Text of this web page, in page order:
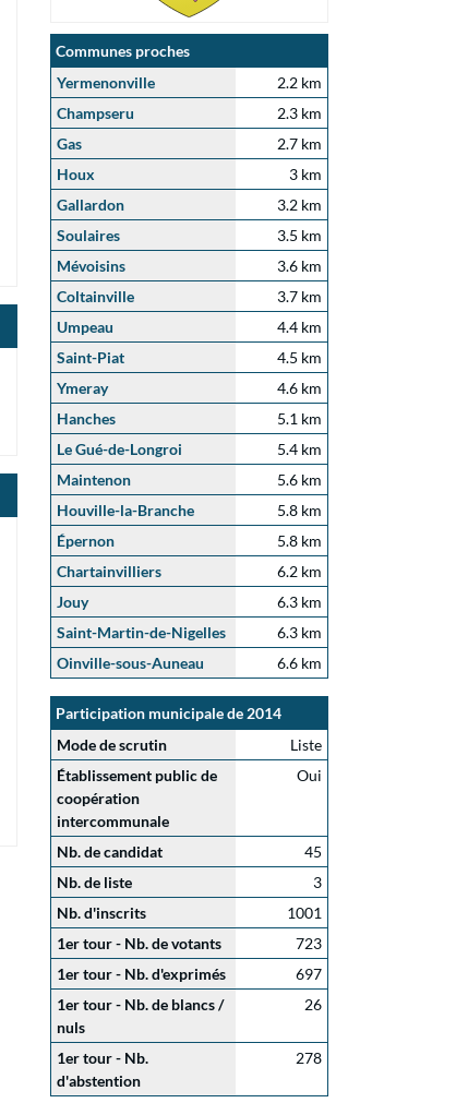
Communes proches
Yermenonville
2.2 km
Champseru
2.3 km
Gas
2.7 km
Houx
3 km
Gallardon
3.2 km
Soulaires
3.5 km
Mévoisins
3.6 km
Coltainville
3.7 km
Umpeau
4.4 km
Saint-Piat
4.5 km
Ymeray
4.6 km
Hanches
5.1 km
Le Gué-de-Longroi
5.4 km
Maintenon
5.6 km
Houville-la-Branche
5.8 km
Épernon
5.8 km
Chartainvilliers
6.2 km
Jouy
6.3 km
Saint-Martin-de-Nigelles
6.3 km
Oinville-sous-Auneau
6.6 km
Participation municipale de 2014
Mode de scrutin
Liste
Établissement public de
coopération
intercommunale
Oui
Nb. de candidat
45
Nb. de liste
3
Nb. d'inscrits
1001
1er tour - Nb. de votants
723
1er tour - Nb. d'exprimés
697
1er tour - Nb. de blancs /
nuls
26
1er tour - Nb.
d'abstention
278